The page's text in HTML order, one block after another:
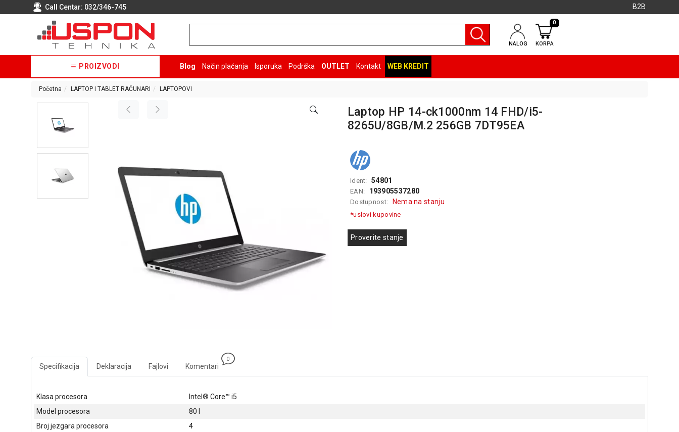
Call Centar: 032/346-745 B2B
NALOG KORPA
0
PROIZVODI Blog Način plaćanja Isporuka Podrška OUTLET Kontakt WEB KREDIT
Početna LAPTOP I TABLET RAČUNARI LAPTOPOVI
Laptop HP 14-ck1000nm 14 FHD/i5-
8265U/8GB/M.2 256GB 7DT95EA
Ident: 54801
EAN: 193905537280
Dostupnost: Nema na stanju
*uslovi kupovine
Proverite stanje
Specifikacija Deklaracija Fajlovi Komentari
0
Klasa procesora
Intel® Core™ i5
Model procesora
80 l
Broj jezgara procesora
4